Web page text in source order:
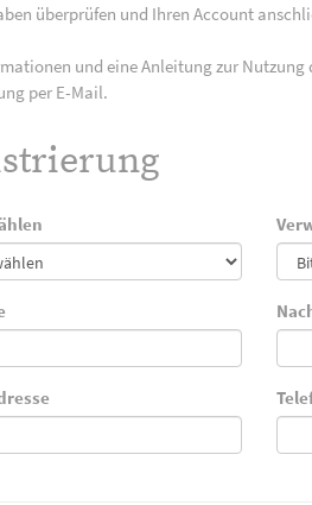
überprüfen und Ihren Account
und eine Anleitung zur
per E-Mail.